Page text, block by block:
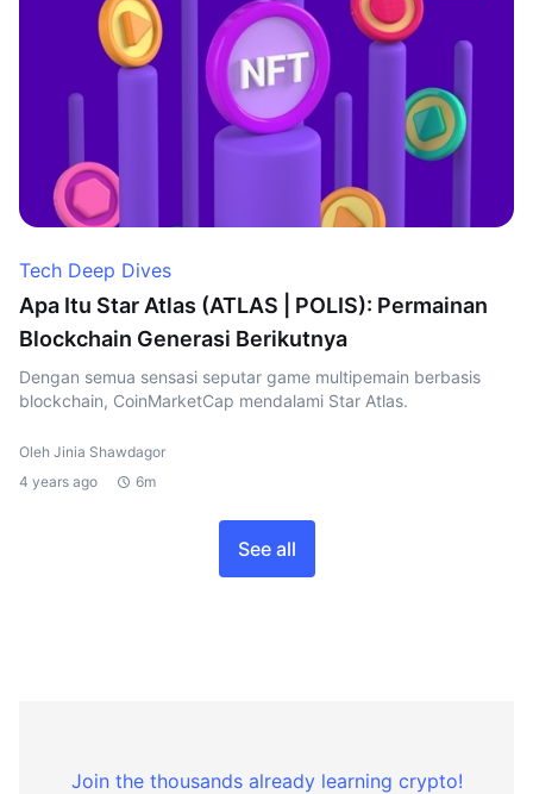
Tech Deep Dives
Apa Itu Star Atlas (ATLAS | POLIS): Permainan
Blockchain Generasi Berikutnya
Dengan semua sensasi seputar game multipemain berbasis
blockchain, CoinMarketCap mendalami Star Atlas.
Oleh Jinia Shawdagor
4 years ago
6m
See all
Join the thousands already learning crypto!